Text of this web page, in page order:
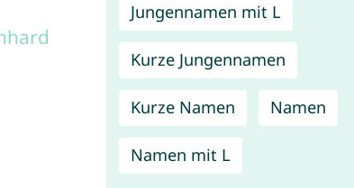
Jungennamen mit L
Kurze Jungennamen
Kurze Namen Namen
Namen mit L